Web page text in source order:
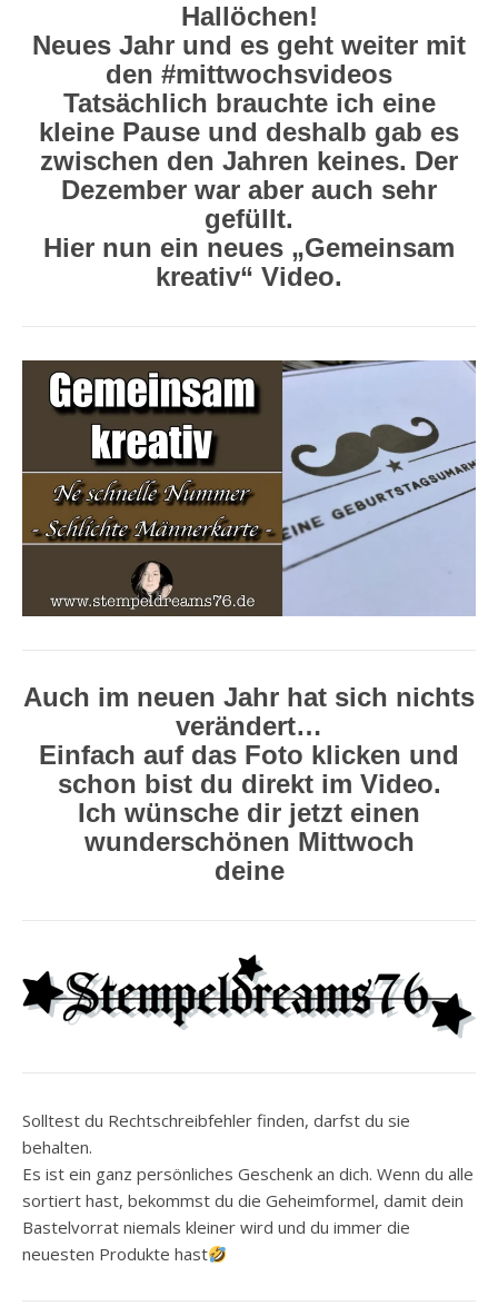
Hallöchen!
Neues Jahr und es geht weiter mit
den #mittwochsvideos
Tatsächlich brauchte ich eine
kleine Pause und deshalb gab es
zwischen den Jahren keines. Der
Dezember war aber auch sehr
gefüllt.
Hier nun ein neues „Gemeinsam
kreativ“ Video.
Auch im neuen Jahr hat sich nichts
verändert…
Einfach auf das Foto klicken und
schon bist du direkt im Video.
Ich wünsche dir jetzt einen
wunderschönen Mittwoch
deine
Solltest du Rechtschreibfehler finden, darfst du sie
behalten.
Es ist ein ganz persönliches Geschenk an dich. Wenn du alle
sortiert hast, bekommst du die Geheimformel, damit dein
Bastelvorrat niemals kleiner wird und du immer die
neuesten Produkte hast